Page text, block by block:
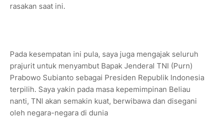
rasakan saat ini.
Pada kesempatan ini pula, saya juga mengajak seluruh
prajurit untuk menyambut Bapak Jenderal TNI (Purn)
Prabowo Subianto sebagai Presiden Republik Indonesia
terpilih. Saya yakin pada masa kepemimpinan Beliau
nanti, TNI akan semakin kuat, berwibawa dan disegani
oleh negara-negara di dunia